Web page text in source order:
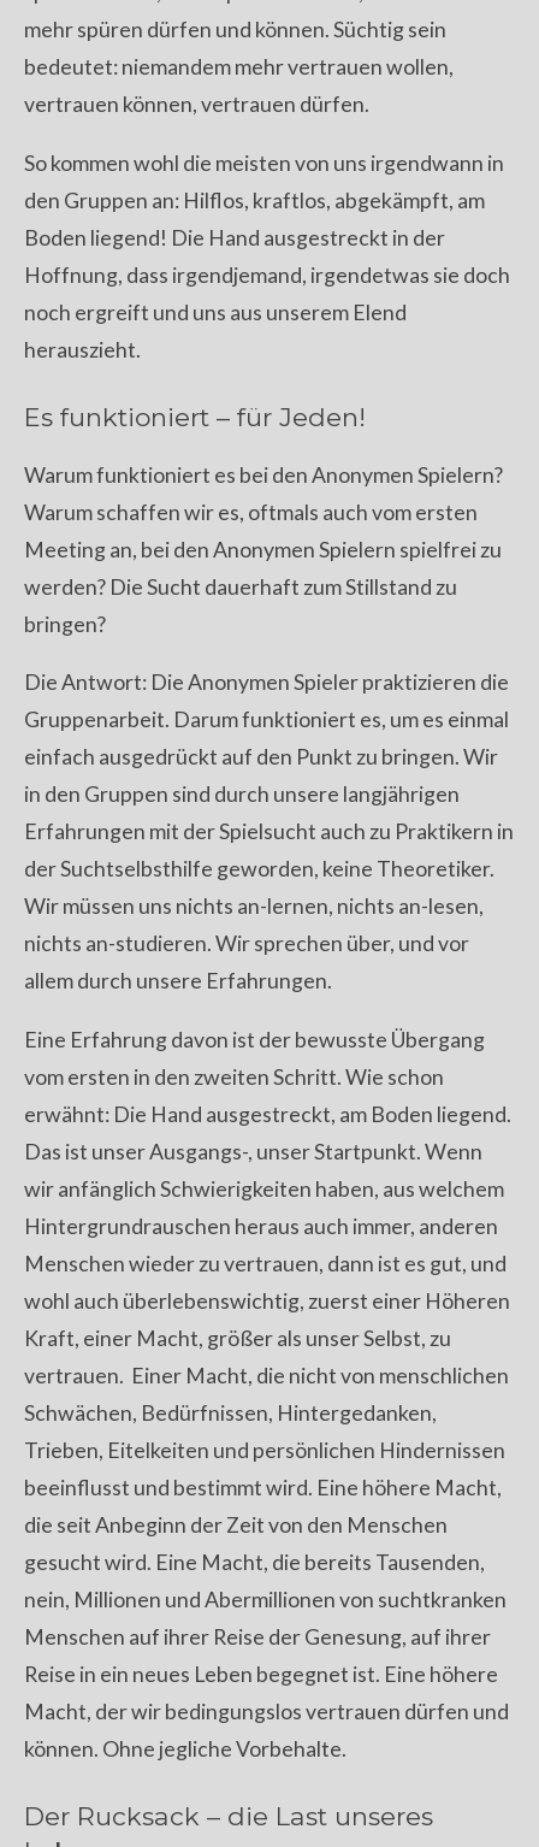
mehr spüren dürfen und können. Süchtig sein
bedeutet: niemandem mehr vertrauen wollen,
vertrauen können, vertrauen dürfen.
So kommen wohl die meisten von uns irgendwann in
den Gruppen an: Hilflos, kraftlos, abgekämpft, am
Boden liegend! Die Hand ausgestreckt in der
Hoffnung, dass irgendjemand, irgendetwas sie doch
noch ergreift und uns aus unserem Elend
herauszieht.
Es funktioniert – für Jeden!
Warum funktioniert es bei den Anonymen Spielern?
Warum schaffen wir es, oftmals auch vom ersten
Meeting an, bei den Anonymen Spielern spielfrei zu
werden? Die Sucht dauerhaft zum Stillstand zu
bringen?
Die Antwort: Die Anonymen Spieler praktizieren die
Gruppenarbeit. Darum funktioniert es, um es einmal
einfach ausgedrückt auf den Punkt zu bringen. Wir
in den Gruppen sind durch unsere langjährigen
Erfahrungen mit der Spielsucht auch zu Praktikern in
der Suchtselbsthilfe geworden, keine Theoretiker.
Wir müssen uns nichts an-lernen, nichts an-lesen,
nichts an-studieren. Wir sprechen über, und vor
allem durch unsere Erfahrungen.
Eine Erfahrung davon ist der bewusste Übergang
vom ersten in den zweiten Schritt. Wie schon
erwähnt: Die Hand ausgestreckt, am Boden liegend.
Das ist unser Ausgangs-, unser Startpunkt. Wenn
wir anfänglich Schwierigkeiten haben, aus welchem
Hintergrundrauschen heraus auch immer, anderen
Menschen wieder zu vertrauen, dann ist es gut, und
wohl auch überlebenswichtig, zuerst einer Höheren
Kraft, einer Macht, größer als unser Selbst, zu
vertrauen. Einer Macht, die nicht von menschlichen
Schwächen, Bedürfnissen, Hintergedanken,
Trieben, Eitelkeiten und persönlichen Hindernissen
beeinflusst und bestimmt wird. Eine höhere Macht,
die seit Anbeginn der Zeit von den Menschen
gesucht wird. Eine Macht, die bereits Tausenden,
nein, Millionen und Abermillionen von suchtkranken
Menschen auf ihrer Reise der Genesung, auf ihrer
Reise in ein neues Leben begegnet ist. Eine höhere
Macht, der wir bedingungslos vertrauen dürfen und
können. Ohne jegliche Vorbehalte.
Der Rucksack – die Last unseres